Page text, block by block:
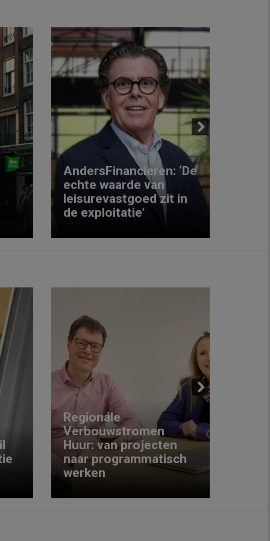
AndersFinancieren: ‘De
echte waarde van
leisurevastgoed zit in
de exploitatie’
Next
Regionale
Verbouwstromen
Huur: van projecten
naar programmatisch
werken
Next